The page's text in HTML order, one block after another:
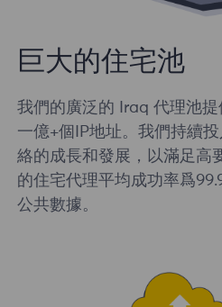
巨大的住宅池
我們的廣泛的 Iraq 代理池
一億+個IP地址。我們持續
絡的成長和發展，以滿足高
的住宅代理平均成功率爲
公共數據。